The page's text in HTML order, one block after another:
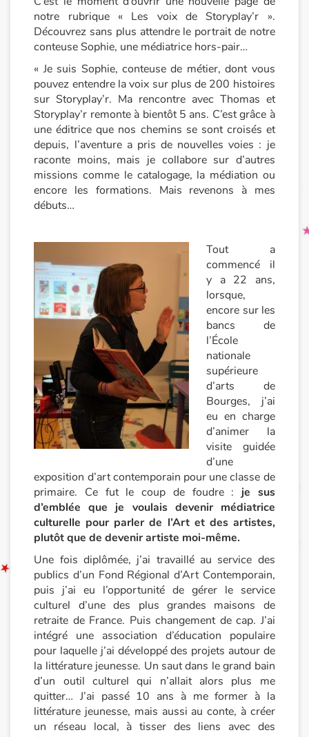
Princesses et princes, rois, reines et dragons
Ogres, monstres et sorcières
Héroïnes et héros
Écologie, nature, saisons
Les animaux
Voyage, épopée, enquête, aventure
Apprentissage
Art, espace, activité
Documentaires
En famille
Quotidien et loisirs
À l'école
Fêtes et évènements
Amour et amitié
Sujets de société
Émotions et sentiments
Formats et illustrations
Catalogue anglais
Contraste +
notre rubrique « Les voix de Storyplay’r ».
Découvrez sans plus attendre le portrait de notre
conteuse Sophie, une médiatrice hors-pair…
« Je suis Sophie, conteuse de métier, dont vous
pouvez entendre la voix sur plus de 200 histoires
sur Storyplay’r. Ma rencontre avec Thomas et
Storyplay’r remonte à bientôt 5 ans. C’est grâce à
une éditrice que nos chemins se sont croisés et
depuis, l’aventure a pris de nouvelles voies : je
raconte moins, mais je collabore sur d’autres
missions comme le catalogage, la médiation ou
encore les formations. Mais revenons à mes
débuts…
Tout a
commencé il
y a 22 ans,
lorsque,
encore sur les
bancs de
l’École
nationale
supérieure
d’arts de
Bourges, j’ai
eu en charge
d’animer la
visite guidée
d’une
exposition d’art contemporain pour une classe de
primaire. Ce fut le coup de foudre : je sus
d’emblée que je voulais devenir médiatrice
culturelle pour parler de l’Art et des artistes,
plutôt que de devenir artiste moi-même.
Une fois diplômée, j’ai travaillé au service des
publics d’un Fond Régional d’Art Contemporain,
puis j’ai eu l’opportunité de gérer le service
culturel d’une des plus grandes maisons de
retraite de France. Puis changement de cap. J’ai
intégré une association d’éducation populaire
pour laquelle j’ai développé des projets autour de
la littérature jeunesse. Un saut dans le grand bain
d’un outil culturel qui n’allait alors plus me
quitter… J’ai passé 10 ans à me former à la
littérature jeunesse, mais aussi au conte, à créer
un réseau local, à tisser des liens avec des